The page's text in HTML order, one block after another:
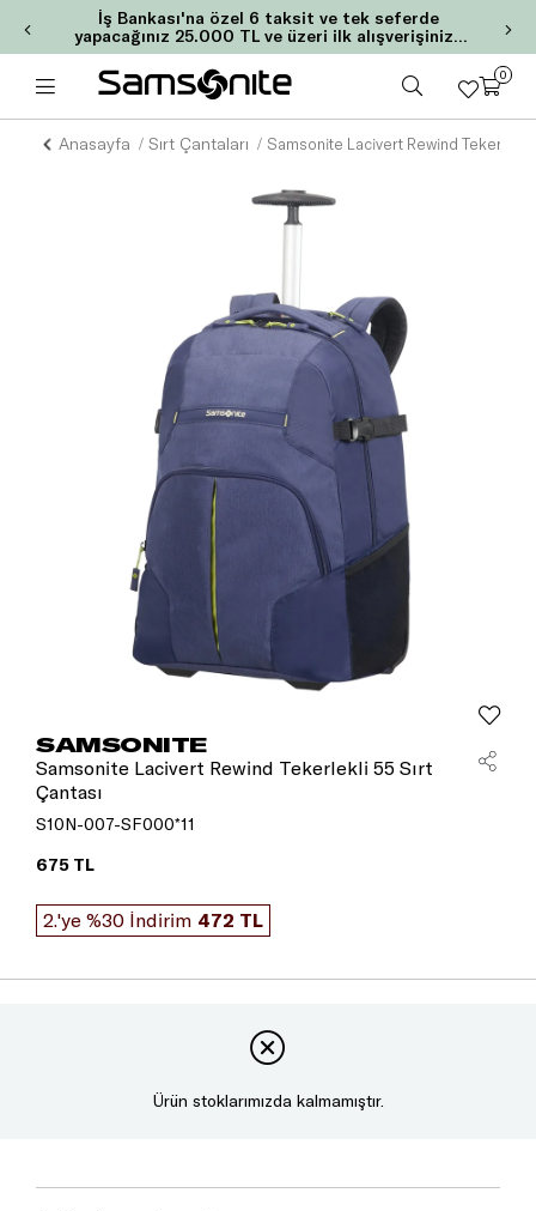
İş Bankası'na özel 6 taksit ve tek seferde
yapacağınız 25.000 TL ve üzeri ilk alışverişinize
2.000 TL MaxiPuan!
0
Anasayfa Sırt Çantaları
SAMSONITE
Samsonite Lacivert Rewind Tekerlekli 55 Sırt
Çantası
S10N-007-SF000*11
675 TL
2.'ye %30 İndirim 472 TL
Ürün stoklarımızda kalmamıştır.